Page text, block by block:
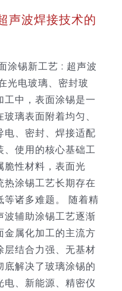
声波焊接技术的
涂锡新工艺 : 超声波
光电玻璃、密封玻
中，表面涂锡是一
璃表面附着均匀、
电、密封、焊接适配
、使用的核心基础工
脆性材料，表面光
涂锡工艺长期存在
等诸多难题。 随着精
波辅助涂锡工艺逐渐
金属化加工的主流方
层结合力强、无基材
解决了玻璃涂锡的
、新能源、精密仪